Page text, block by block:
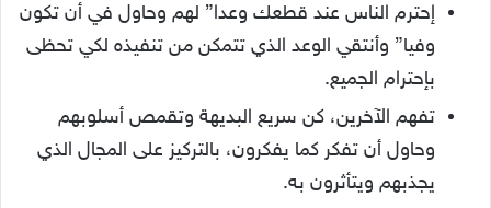
إحترم الناس عند قطعك وعدا” لهم وحاول في أن تكون
وفيا” وأنتقي الوعد الذي تتمكن من تنفيذه لكي تحظى
بإحترام الجميع.
تفهم الآخرين، كن سريع البديهة وتقمص أسلوبهم
وحاول أن تفكر كما يفكرون، بالتركيز على المجال الذي
يجذبهم ويتأثرون به.